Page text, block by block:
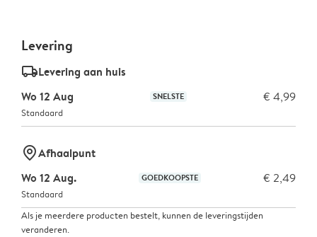
Levering
delivery_standard_v2Levering aan huis
Wo 12 Aug
SNELSTE € 4,99
Standaard
marker-pinAfhaalpunt
Wo 12 Aug.
GOEDKOOPSTE € 2,49
Standaard
Als je meerdere producten bestelt, kunnen de leveringstijden
veranderen.